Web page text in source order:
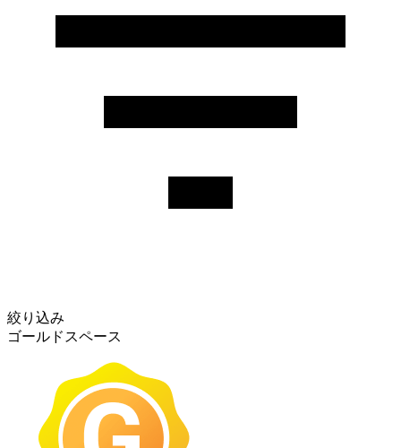
絞り込み
ゴールドスペース